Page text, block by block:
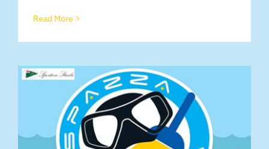
Read More